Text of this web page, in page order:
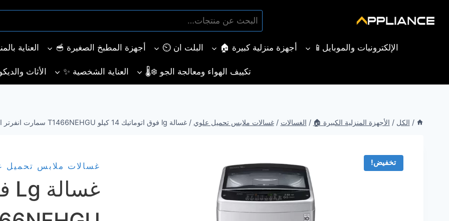
البحث
عن:
بحث
الإلكترونيات والموبايل📱 أجهزة منزلية كبيرة 🏠 البلت ان ⏲️ أجهزة المطبخ الصغيرة 🥣 العناية
تكييف الهواء ومعالجة الجو ❄️🌡️ العناية الشخصية ✨ الأثاث
/ الكل / الأجهزة المنزلية الكبيرة 🏠 / الغسالات / غسالات ملابس تحميل علوي / غسالة lg فوق اتوماتيك 14 كيلو T1466NEHGU سمارت انفرتر ال جي
تخفيض! غسالات ملابس تحميل